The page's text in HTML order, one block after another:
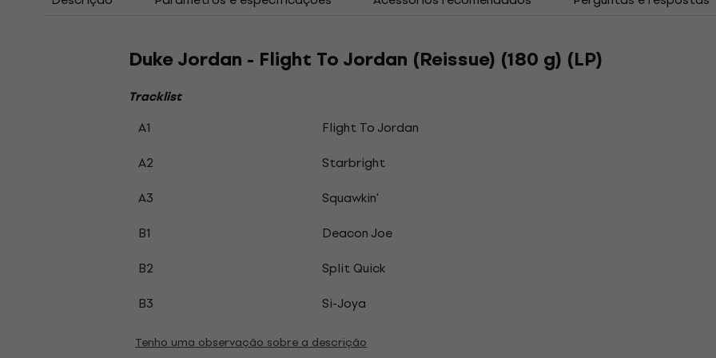
Duke Jordan - Flight To Jordan (Reissue) (180 g) (LP)
Tracklist
A1
Flight To Jordan
A2
Starbright
A3
Squawkin'
B1
Deacon Joe
B2
Split Quick
B3
Si-Joya
Tenho uma observação sobre a descrição